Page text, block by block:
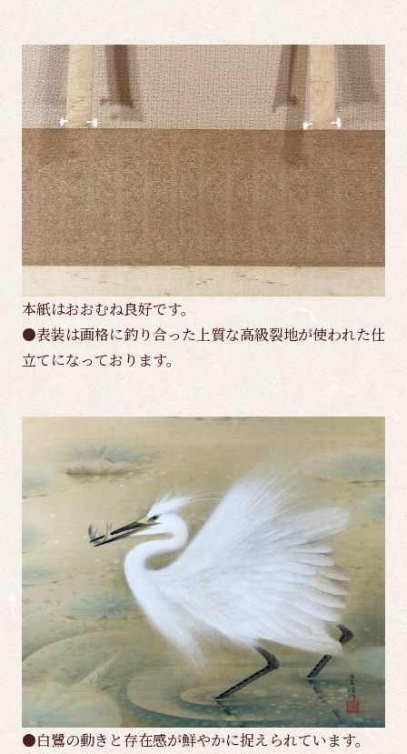
本紙はおおむね良好です。
●表装は画格に釣り合った上質な高級裂地が使われた仕
立てになっております。
●白鷺の動きと存在感が鮮やかに捉えられています。